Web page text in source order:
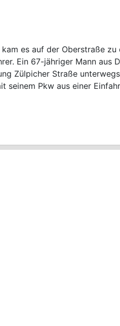
es auf der Oberstraße zu
Ein 67-jähriger Mann aus
Zülpicher Straße
seinem Pkw aus einer